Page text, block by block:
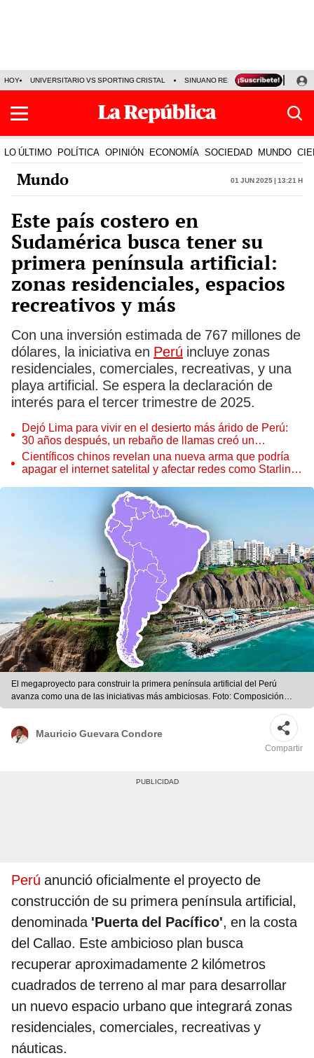
HOY UNIVERSITARIO VS SPORTING CRISTAL SINUANO RESULTADOS HOY
LO ÚLTIMO POLÍTICA OPINIÓN ECONOMÍA SOCIEDAD MUNDO
Mundo 01 Jun 2025 | 13:21 h
Este país costero en
Sudamérica busca tener su
primera península artificial:
zonas residenciales, espacios
recreativos y más
Con una inversión estimada de 767 millones de
dólares, la iniciativa en Perú incluye zonas
residenciales, comerciales, recreativas, y una
playa artificial. Se espera la declaración de
interés para el tercer trimestre de 2025.
Dejó Lima para vivir en el desierto más árido de Perú:
30 años después, un rebaño de llamas creó un
sorprendente ecosistema
Científicos chinos revelan una nueva arma que podría
apagar el internet satelital y afectar redes como Starlink
El megaproyecto para construir la primera península artificial del Perú
avanza como una de las iniciativas más ambiciosas. Foto: Composición
LR/CostaCruceros/Wikiwand.
Mauricio Guevara Condore
Compartir
Perú anunció oficialmente el proyecto de
construcción de su primera península artificial,
denominada'Puerta del Pacífico', en la costa
del Callao. Este ambicioso plan busca
recuperar aproximadamente 2 kilómetros
cuadrados de terreno al mar para desarrollar
un nuevo espacio urbano que integrará zonas
residenciales, comerciales, recreativas y
náuticas.